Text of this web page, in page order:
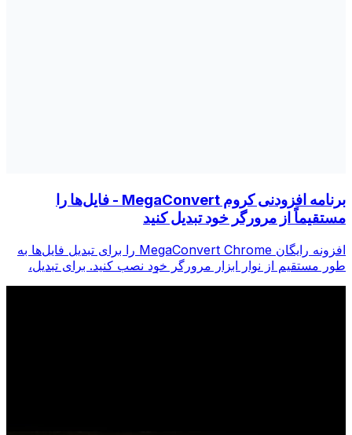
برنامه افزودنی کروم MegaConvert - فایل‌ها را
مستقیماً از مرورگر خود تبدیل کنید
افزونه رایگان MegaConvert Chrome را برای تبدیل فایل‌ها به
طور مستقیم از نوار ابزار مرورگر خود نصب کنید. برای تبدیل،